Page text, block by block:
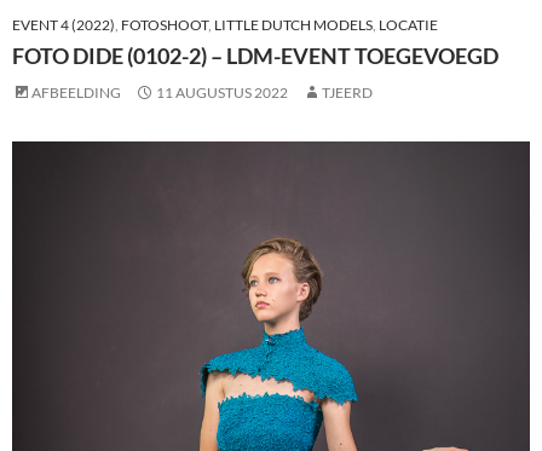
INHOUD
EVENT 4 (2022), FOTOSHOOT, LITTLE DUTCH MODELS, LOCATIE
FOTO DIDE (0102-2) – LDM-EVENT TOEGEVOEGD
AFBEELDING 11 AUGUSTUS 2022 TJEERD